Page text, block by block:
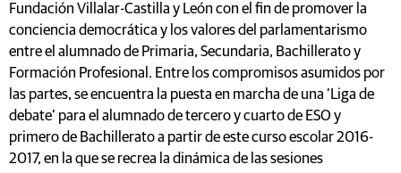
Fundación Villalar-Castilla y León con el fin de promover la
conciencia democrática y los valores del parlamentarismo
entre el alumnado de Primaria, Secundaria, Bachillerato y
Formación Profesional. Entre los compromisos asumidos por
las partes, se encuentra la puesta en marcha de una ‘Liga de
debate’ para el alumnado de tercero y cuarto de ESO y
primero de Bachillerato a partir de este curso escolar 2016-
2017, en la que se recrea la dinámica de las sesiones